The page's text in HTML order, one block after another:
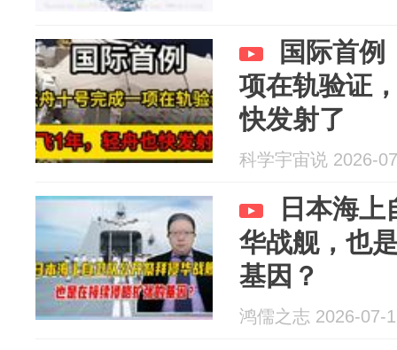
国际首例
项在轨验证
快发射了
科学宇宙说 2026-
日本海
华战舰，也
基因？
鸿儒之志 2026-07-